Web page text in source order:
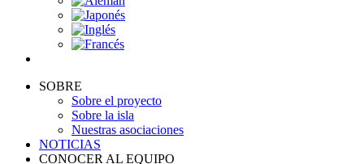
SOBRE
Sobre el proyecto
Sobre la isla
Nuestras asociaciones
NOTICIAS
CONOCER AL EQUIPO